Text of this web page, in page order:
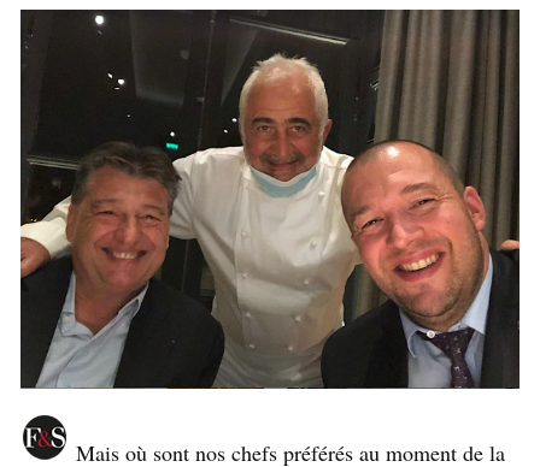
Mais où sont nos chefs préférés au moment de la